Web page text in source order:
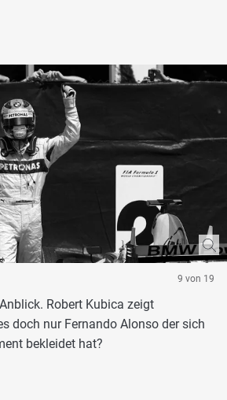
9 von 19
Robert Kubica zeigt
doch nur Fernando Alonso der sich
bekleidet hat?